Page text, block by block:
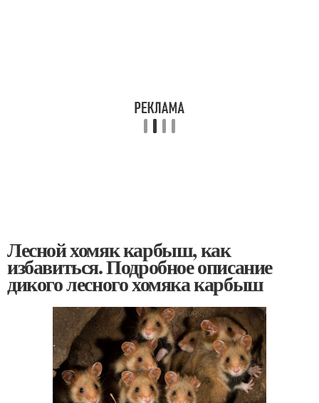
Лесной хомяк карбыш, как
избавиться. Подробное описание
дикого лесного хомяка карбыш